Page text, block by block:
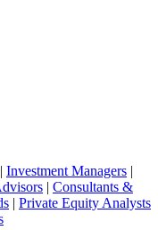
| Investment Managers |
| Consultants &
| Private Equity Analysts